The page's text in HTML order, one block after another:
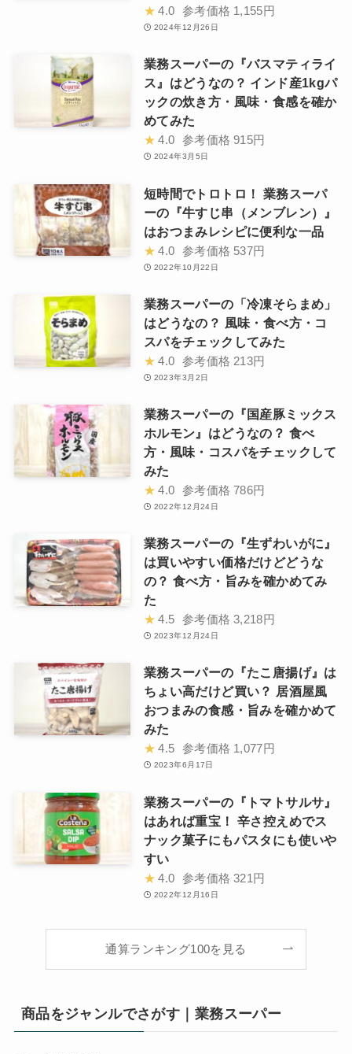
★ 4.0 参考価格 1,155円
2024年12月26日
業務スーパーの『バスマティライ
ス』はどうなの？ インド産1kgパ
ックの炊き方・風味・食感を確か
めてみた
★ 4.0 参考価格 915円
2024年3月5日
短時間でトロトロ！ 業務スーパ
ーの『牛すじ串（メンブレン）』
はおつまみレシピに便利な一品
★ 4.0 参考価格 537円
2022年10月22日
業務スーパーの「冷凍そらまめ」
はどうなの？ 風味・食べ方・コ
スパをチェックしてみた
★ 4.0 参考価格 213円
2023年3月2日
業務スーパーの『国産豚ミックス
ホルモン』はどうなの？ 食べ
方・風味・コスパをチェックして
みた
★ 4.0 参考価格 786円
2022年12月24日
業務スーパーの『生ずわいがに』
は買いやすい価格だけどどうな
の？ 食べ方・旨みを確かめてみ
た
★ 4.5 参考価格 3,218円
2023年12月24日
業務スーパーの『たこ唐揚げ』は
ちょい高だけど買い？ 居酒屋風
おつまみの食感・旨みを確かめて
みた
★ 4.5 参考価格 1,077円
2023年6月17日
業務スーパーの『トマトサルサ』
はあれば重宝！ 辛さ控えめでス
ナック菓子にもパスタにも使いや
すい
★ 4.0 参考価格 321円
2022年12月16日
通算ランキング100を見る
商品をジャンルでさがす｜業務スーパー